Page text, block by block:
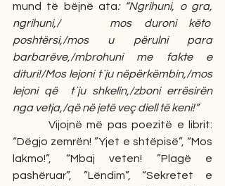
mund të bëjnë ata: “Ngrihuni, o gra,
ngrihuni,/    mos duroni këto
poshtërsi,/mos u përulni para
barbarëve,/mbrohuni me fakte e
dituri!/Mos lejoni t`ju nëpërkëmbin,/mos
lejoni që  t`ju shkelin,/zboni errësirën
nga vetja,/që në jetë veç diell të keni!”
Vijojnë më pas poezitë e librit:
“Dëgjo zemrën! ”Yjet e shtëpisë”, “Mos
lakmo!”, “Mbaj veten! ”Plagë e
pashëruar”, ”Lëndim”, “Sekretet e